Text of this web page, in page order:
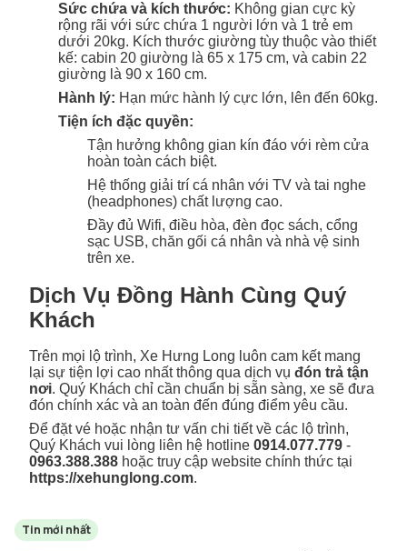
Sức chứa và kích thước: Không gian cực kỳ
rộng rãi với sức chứa 1 người lớn và 1 trẻ em
dưới 20kg. Kích thước giường tùy thuộc vào thiết
kế: cabin 20 giường là 65 x 175 cm, và cabin 22
giường là 90 x 160 cm.
Hành lý: Hạn mức hành lý cực lớn, lên đến 60kg.
Tiện ích đặc quyền:
Tận hưởng không gian kín đáo với rèm cửa
hoàn toàn cách biệt.
Hệ thống giải trí cá nhân với TV và tai nghe
(headphones) chất lượng cao.
Đầy đủ Wifi, điều hòa, đèn đọc sách, cổng
sạc USB, chăn gối cá nhân và nhà vệ sinh
trên xe.
Dịch Vụ Đồng Hành Cùng Quý
Khách
Trên mọi lộ trình, Xe Hưng Long luôn cam kết mang
lại sự tiện lợi cao nhất thông qua dịch vụ đón trả tận
nơi. Quý Khách chỉ cần chuẩn bị sẵn sàng, xe sẽ đưa
đón chính xác và an toàn đến đúng điểm yêu cầu.
Để đặt vé hoặc nhận tư vấn chi tiết về các lộ trình,
Quý Khách vui lòng liên hệ hotline 0914.077.779 -
0963.388.388 hoặc truy cập website chính thức tại
https://xehunglong.com.
Tin mới nhất